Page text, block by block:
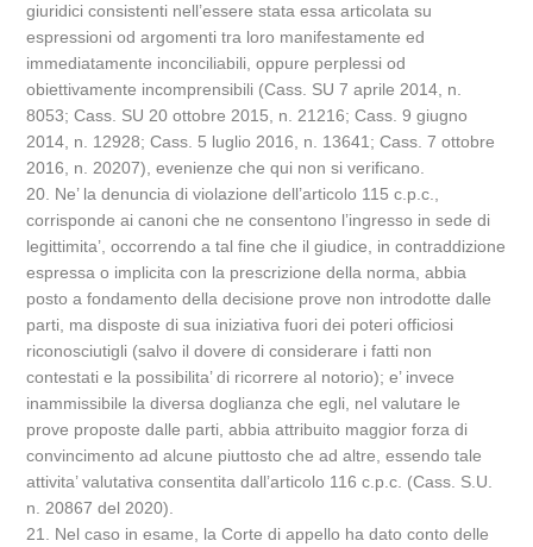
giuridici consistenti nell’essere stata essa articolata su
espressioni od argomenti tra loro manifestamente ed
immediatamente inconciliabili, oppure perplessi od
obiettivamente incomprensibili (Cass. SU 7 aprile 2014, n.
8053; Cass. SU 20 ottobre 2015, n. 21216; Cass. 9 giugno
2014, n. 12928; Cass. 5 luglio 2016, n. 13641; Cass. 7 ottobre
2016, n. 20207), evenienze che qui non si verificano.
20. Ne’ la denuncia di violazione dell’articolo 115 c.p.c.,
corrisponde ai canoni che ne consentono l’ingresso in sede di
legittimita’, occorrendo a tal fine che il giudice, in contraddizione
espressa o implicita con la prescrizione della norma, abbia
posto a fondamento della decisione prove non introdotte dalle
parti, ma disposte di sua iniziativa fuori dei poteri officiosi
riconosciutigli (salvo il dovere di considerare i fatti non
contestati e la possibilita’ di ricorrere al notorio); e’ invece
inammissibile la diversa doglianza che egli, nel valutare le
prove proposte dalle parti, abbia attribuito maggior forza di
convincimento ad alcune piuttosto che ad altre, essendo tale
attivita’ valutativa consentita dall’articolo 116 c.p.c. (Cass. S.U.
n. 20867 del 2020).
21. Nel caso in esame, la Corte di appello ha dato conto delle